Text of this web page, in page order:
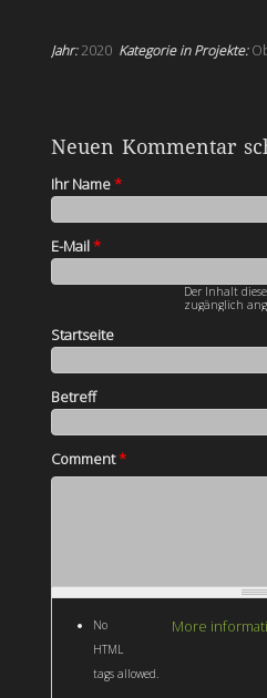
Jahr:2020 Kategorie in Projekte:
Neuen Kommentar
Ihr Name*
E-Mail*
Der Inhalt
zugänglich
Startseite
Betreff
Comment*
More
No
HTML
tags allowed.